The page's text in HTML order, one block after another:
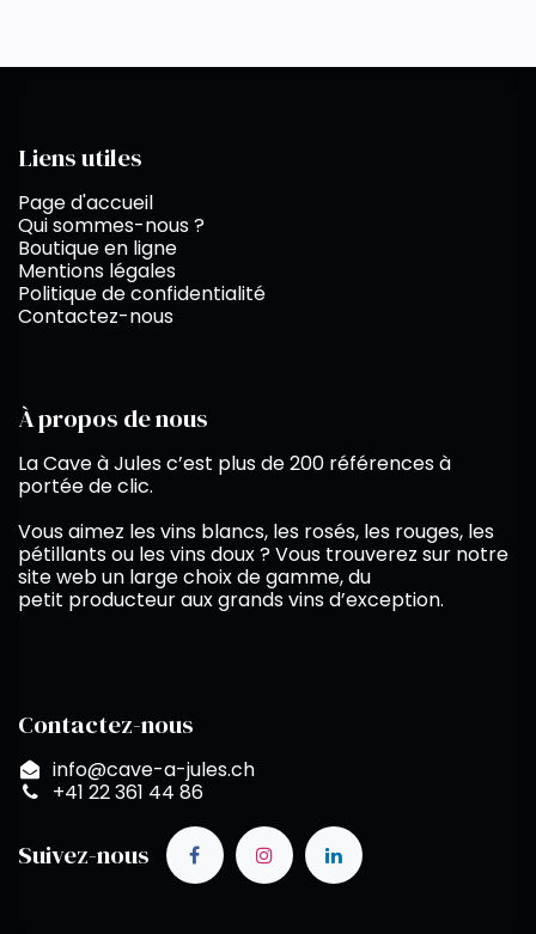
Liens utiles
Page d'accueil
Qui sommes-nous ?
Boutique en ligne
Mentions légales
Politique de confidentialité
Contactez-nous
À propos de nous
La Cave à Jules c’est plus de 200 références à
portée de clic.
Vous aimez les vins blancs, les rosés, les rouges, les
pétillants ou les vins doux ? Vous trouverez sur notre
site web un large choix de gamme, du
petit producteur aux grands vins d’exception.
Contactez-nous
info@cave-a-jules.ch
+41 22 361 44 86
Suivez-nous